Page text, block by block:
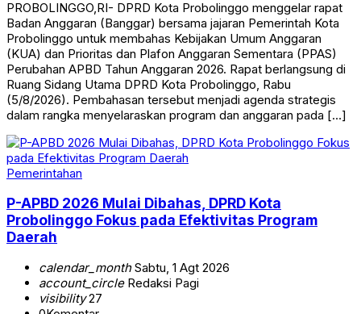
PROBOLINGGO,RI- DPRD Kota Probolinggo menggelar rapat
Badan Anggaran (Banggar) bersama jajaran Pemerintah Kota
Probolinggo untuk membahas Kebijakan Umum Anggaran
(KUA) dan Prioritas dan Plafon Anggaran Sementara (PPAS)
Perubahan APBD Tahun Anggaran 2026. Rapat berlangsung di
Ruang Sidang Utama DPRD Kota Probolinggo, Rabu
(5/8/2026). Pembahasan tersebut menjadi agenda strategis
dalam rangka menyelaraskan program dan anggaran pada […]
Pemerintahan
P-APBD 2026 Mulai Dibahas, DPRD Kota
Probolinggo Fokus pada Efektivitas Program
Daerah
calendar_monthSabtu, 1 Agt 2026
account_circleRedaksi Pagi
visibility27